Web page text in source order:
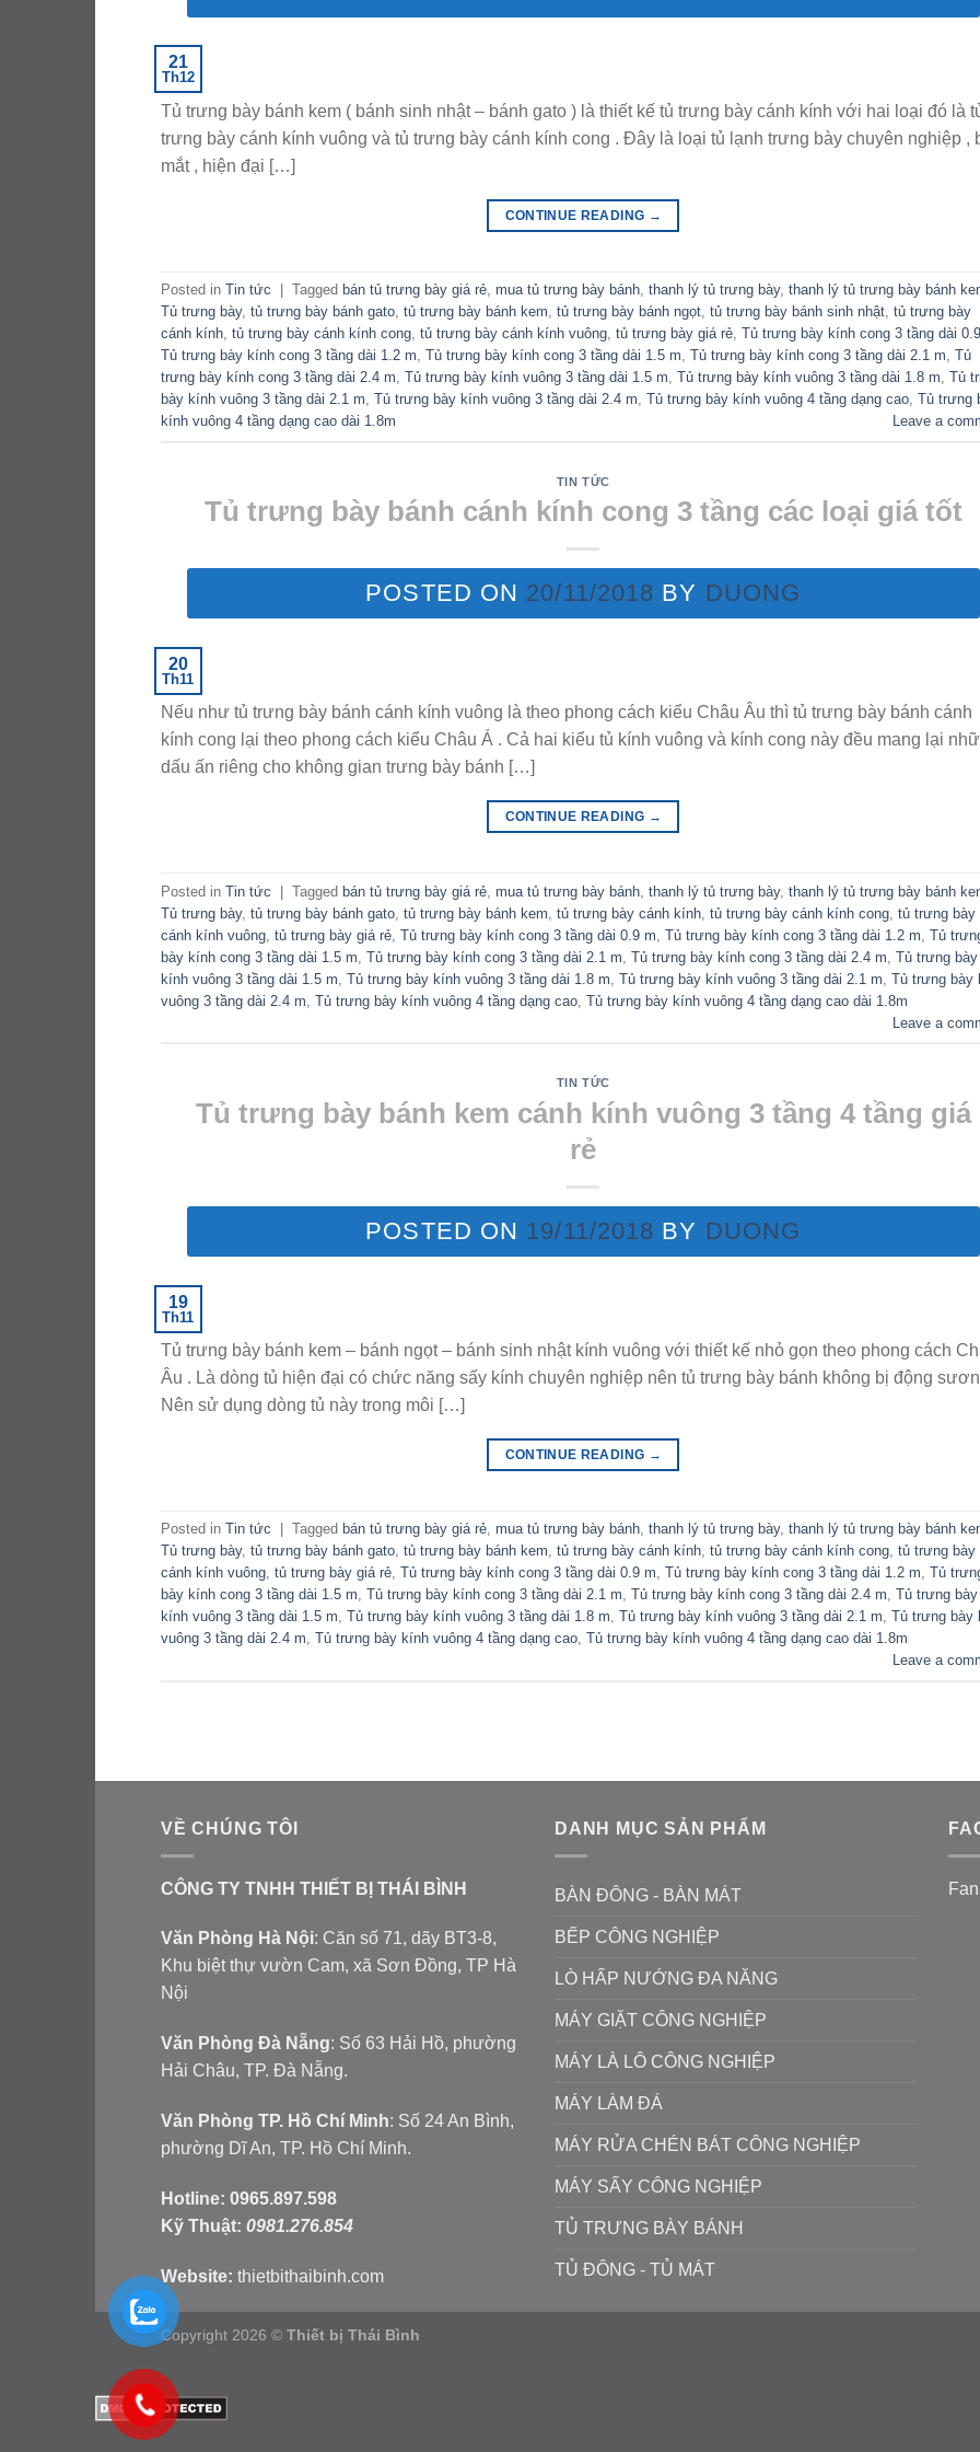
21
Th12
Tủ trưng bày bánh kem ( bánh sinh nhật – bánh gato ) là thiết kế tủ trưng bày cánh kính với hai loại đó là
trưng bày cánh kính vuông và tủ trưng bày cánh kính cong . Đây là loại tủ lạnh trưng bày chuyên nghiệp ,
mắt , hiện đại […]
CONTINUE READING →
Posted in Tin tức Tagged bán tủ trưng bày giá rẻ mua tủ trưng bày bánh thanh lý tủ trưng bày, thanh lý tủ trưng bày bánh
Tủ trưng bày, tủ trưng bày bánh gato tủ trưng bày bánh kem tủ trưng bày bánh ngọt tủ trưng bày bánh sinh nhật tủ trưng bày
cánh kính tủ trưng bày cánh kính cong tủ trưng bày cánh kính vuông tủ trưng bày giá rẻ Tủ trưng bày kính cong 3 tầng dài
Tủ trưng bày kính cong 3 tầng dài 1.2 m Tủ trưng bày kính cong 3 tầng dài 1.5 m Tủ trưng bày kính cong 3 tầng dài 2.1 m Tủ
trưng bày kính cong 3 tầng dài 2.4 m Tủ trưng bày kính vuông 3 tầng dài 1.5 m Tủ trưng bày kính vuông 3 tầng dài 1.8 m Tủ
bày kính vuông 3 tầng dài 2.1 m Tủ trưng bày kính vuông 3 tầng dài 2.4 m Tủ trưng bày kính vuông 4 tầng dạng cao Tủ trưng
kính vuông 4 tầng dạng cao dài 1.8m
Leave a
TIN TỨC
Tủ trưng bày bánh cánh kính cong 3 tầng các loại giá tốt
POSTED ON 20/11/2018 BY DUONG
20
Th11
Nếu như tủ trưng bày bánh cánh kính vuông là theo phong cách kiểu Châu Âu thì tủ trưng bày bánh cánh
kính cong lại theo phong cách kiểu Châu Á . Cả hai kiểu tủ kính vuông và kính cong này đều mang lại
dấu ấn riêng cho không gian trưng bày bánh […]
CONTINUE READING →
Posted in Tin tức | Tagged bán tủ trưng bày giá rẻ mua tủ trưng bày bánh thanh lý tủ trưng bày, thanh lý tủ trưng bày bánh
Tủ trưng bày, tủ trưng bày bánh gato tủ trưng bày bánh kem tủ trưng bày cánh kính tủ trưng bày cánh kính cong tủ trưng bày
cánh kính vuông tủ trưng bày giá rẻ Tủ trưng bày kính cong 3 tầng dài 0.9 m Tủ trưng bày kính cong 3 tầng dài 1.2 m Tủ
bày kính cong 3 tầng dài 1.5 m Tủ trưng bày kính cong 3 tầng dài 2.1 m Tủ trưng bày kính cong 3 tầng dài 2.4 m Tủ trưng bày
kính vuông 3 tầng dài 1.5 m Tủ trưng bày kính vuông 3 tầng dài 1.8 m Tủ trưng bày kính vuông 3 tầng dài 2.1 m Tủ trưng bày
vuông 3 tầng dài 2.4 m Tủ trưng bày kính vuông 4 tầng dạng cao Tủ trưng bày kính vuông 4 tầng dạng cao dài 1.8m
Leave a
TIN TỨC
Tủ trưng bày bánh kem cánh kính vuông 3 tầng 4 tầng giá
rẻ
POSTED ON 19/11/2018 BY DUONG
19
Th11
Tủ trưng bày bánh kem – bánh ngọt – bánh sinh nhật kính vuông với thiết kế nhỏ gọn theo phong cách
Âu . Là dòng tủ hiện đại có chức năng sấy kính chuyên nghiệp nên tủ trưng bày bánh không bị động
Nên sử dụng dòng tủ này trong môi […]
CONTINUE READING →
Posted in Tin tức Tagged bán tủ trưng bày giá rẻ, mua tủ trưng bày bánh, thanh lý tủ trưng bày, thanh lý tủ trưng bày bánh
Tủ trưng bày, tủ trưng bày bánh gato, tủ trưng bày bánh kem, tủ trưng bày cánh kính, tủ trưng bày cánh kính cong, tủ trưng bày
cánh kính vuông, tủ trưng bày giá rẻ, Tủ trưng bày kính cong 3 tầng dài 0.9 m, Tủ trưng bày kính cong 3 tầng dài 1.2 m, Tủ
bày kính cong 3 tầng dài 1.5 m, Tủ trưng bày kính cong 3 tầng dài 2.1 m, Tủ trưng bày kính cong 3 tầng dài 2.4 m, Tủ trưng bày
kính vuông 3 tầng dài 1.5 m, Tủ trưng bày kính vuông 3 tầng dài 1.8 m, Tủ trưng bày kính vuông 3 tầng dài 2.1 m, Tủ trưng bày
vuông 3 tầng dài 2.4 m, Tủ trưng bày kính vuông 4 tầng dạng cao, Tủ trưng bày kính vuông 4 tầng dạng cao dài 1.8m
Leave a
VỀ CHÚNG TÔI
CÔNG TY TNHH THIẾT BỊ THÁI BÌNH
Văn Phòng Hà Nội: Căn số 71, dãy BT3-8,
Khu biệt thự vườn Cam, xã Sơn Đồng, TP Hà
Nội
Văn Phòng Đà Nẵng: Số 63 Hải Hồ, phường
Hải Châu, TP. Đà Nẵng.
Văn Phòng TP. Hồ Chí Minh: Số 24 An Bình,
phường Dĩ An, TP. Hồ Chí Minh.
Hotline: 0965.897.598
Kỹ Thuật: 0981.276.854
Website: thietbithaibinh.com
DANH MỤC SẢN PHẨM
BÀN ĐÔNG - BÀN MÁT
BẾP CÔNG NGHIỆP
LÒ HẤP NƯỚNG ĐA NĂNG
MÁY GIẶT CÔNG NGHIỆP
MÁY LÀ LÔ CÔNG NGHIỆP
MÁY LÀM ĐÁ
MÁY RỬA CHÉN BÁT CÔNG NGHIỆP
MÁY SẤY CÔNG NGHIỆP
TỦ TRƯNG BÀY BÁNH
TỦ ĐÔNG - TỦ MÁT
Copyright 2026 © Thiết bị Thái Bình